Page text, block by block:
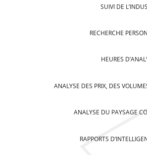
SUIVI DE
RECHERCHE
HEURES
ANALYSE DES PRIX, DES
ANALYSE DU PAYSAGE
RAPPORTS